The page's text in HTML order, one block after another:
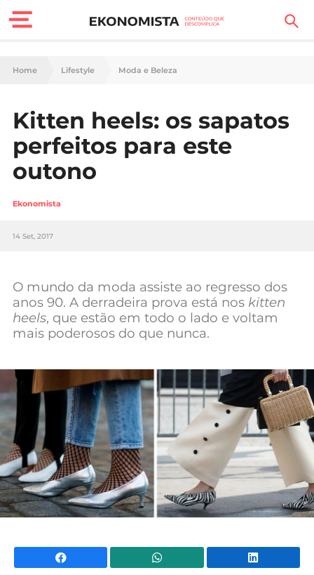
Finanças Pessoais
Carreira
Casa
Lifestyle
Sociedade
Negócios
Mundial 2026
Home Lifestyle Moda e Beleza
Kitten heels: os sapatos
perfeitos para este
outono
Ekonomista
14 Set, 2017
O mundo da moda assiste ao regresso dos
anos 90. A derradeira prova está nos kitten
heels, que estão em todo o lado e voltam
mais poderosos do que nunca.
Facebook WhatsApp